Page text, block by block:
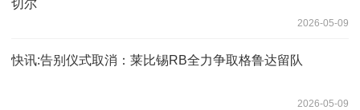
切尔
2026-05-09
快讯:告别仪式取消：莱比锡RB全力争取格鲁达留队
2026-05-09